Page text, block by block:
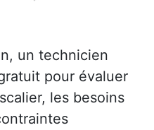
un technicien
pour évaluer
les besoins